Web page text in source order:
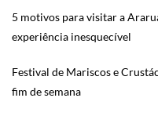
5 motivos para visitar a
experiência inesquecível
Festival de Mariscos e
fim de semana